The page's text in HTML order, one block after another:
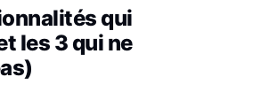
qui
les 3 qui ne